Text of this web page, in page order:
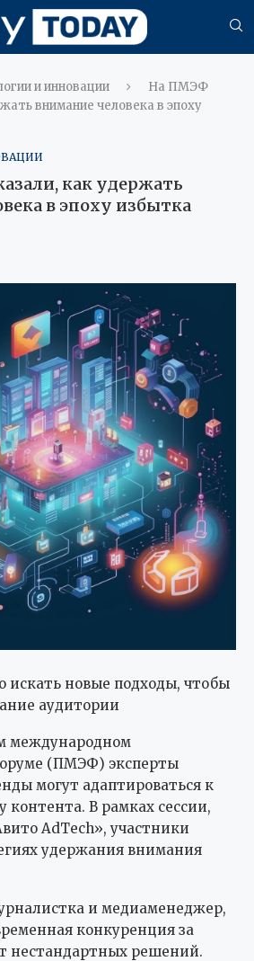
и инновации
На ПМЭФ
внимание человека в эпоху
как удержать
в эпоху избытка
новые подходы, чтобы
аудитории
международном
(ПМЭФ) эксперты
могут адаптироваться к
контента. В рамках сессии,
AdTech», участники
удержания внимания
и медиаменеджер,
конкуренция за
нестандартных решений.